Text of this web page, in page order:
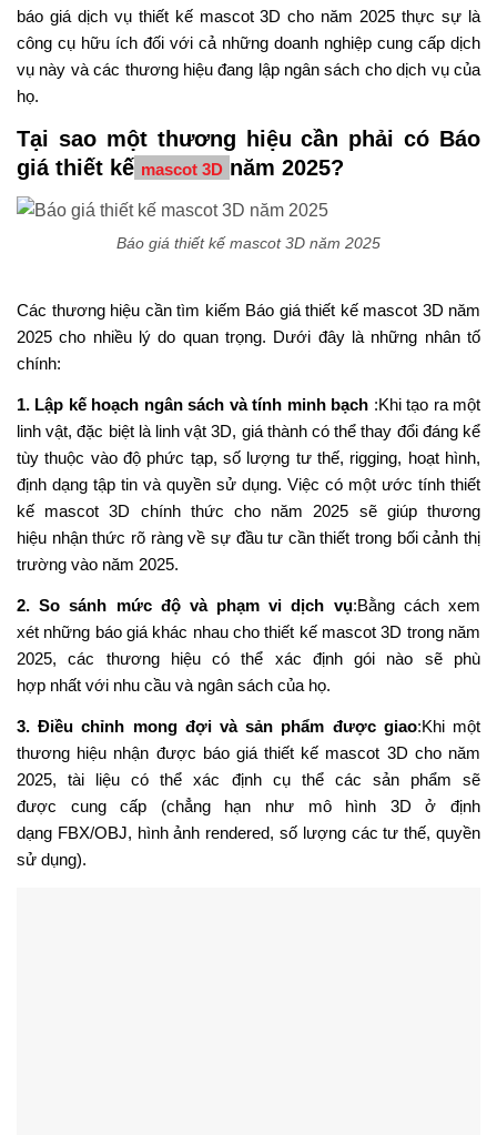
báo giá dịch vụ thiết kế mascot 3Dcho năm 2025thực sự là
công cụ hữu ích đối với cả những doanh nghiệp cung cấp dịch
vụ này và các thương hiệuđang lậpngân sách cho dịch vụcủa
họ.
Tại sao một thương hiệu cần phải có Báo
giá thiết kế mascot 3D năm 2025?
Báo giá thiết kế mascot 3D năm 2025
Các thương hiệu cần tìm kiếm Báo giá thiết kế mascot 3D năm
2025cho nhiềulý do quan trọng. Dưới đây là những nhân tố
chính:
1. Lập kế hoạch ngân sách và tính minh bạch :Khi tạo ramột
linh vật, đặc biệt là linh vật 3D, giá thànhcó thểthay đổiđáng kể
tùy thuộc vào độ phức tạp, số lượng tư thế, rigging, hoạt hình,
định dạng tập tin và quyền sử dụng. Việc có một ước tính thiết
kế mascot 3D chính thức cho năm 2025 sẽ giúpthương
hiệu nhận thức rõ ràng về sựđầu tư cần thiết trong bối cảnh thị
trường vào năm 2025.
2. So sánh mứcđộ vàphạm vi dịch vụ:Bằngcách xem
xét những báogiá khác nhau chothiết kế mascot 3D trong năm
2025,các thương hiệu có thể xác định gói nào sẽ phù
hợp nhất với nhu cầu và ngân sách của họ.
3. Điều chỉnh mong đợi vàsản phẩm được giao:Khi một
thương hiệu nhận được báogiá thiết kế mascot 3D cho năm
2025, tài liệu có thể xác định cụ thể các sản phẩm sẽ
được cung cấp (chẳng hạn như mô hình 3Dở định
dạng FBX/OBJ, hình ảnh rendered, số lượng cáctư thế, quyền
sử dụng).